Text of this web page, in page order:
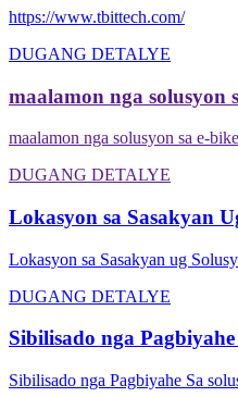
https://www.tbittech.com/
DUGANG DETALYE
maalamon nga solusyon
maalamon nga solusyon sa e-bike
DUGANG DETALYE
Lokasyon sa Sasakyan
Lokasyon sa Sasakyan ug
DUGANG DETALYE
Sibilisado nga
Sibilisado nga Pagbiyahe Sa